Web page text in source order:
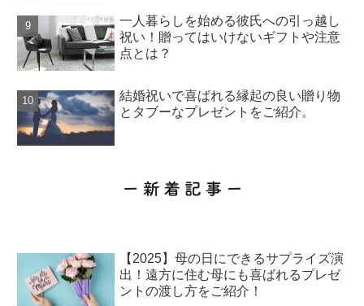
一人暮らしを始める彼氏への引っ越し
祝い！贈ってはいけないギフトや注意
点とは？
結婚祝いで喜ばれる縁起の良い贈り物
とタブーなプレゼントをご紹介。
【2025】母の日にできるサプライズ演
出！遠方に住む母にも喜ばれるプレゼ
ントの渡し方をご紹介！